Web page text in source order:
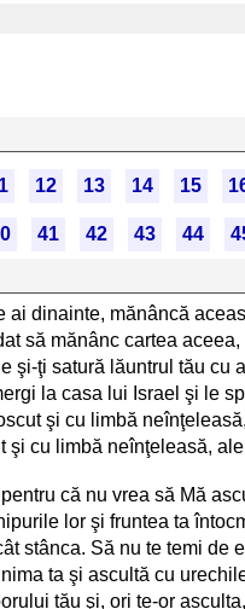
12 13 14 15
41 42 43 44
dinainte, mănâncă
să mănânc cartea aceea,
şi-ţi satură lăuntrul tău
la casa lui Israel şi le
şi cu limbă
cu limbă neînţeleasă,
că nu vrea să Mă
lor şi fruntea ta
stânca. Să nu te temi
ta şi ascultă cu
tău şi, ori te-or